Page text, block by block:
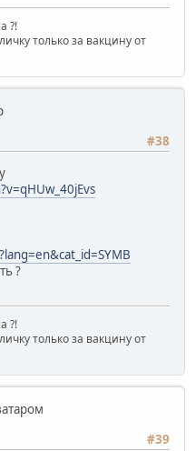
?!
только за вакцину от
#38
?
?!
только за вакцину от
#39